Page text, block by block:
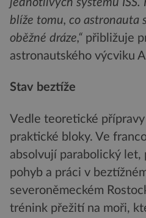
blíže tomu, co astronauta
oběžné dráze,“ přibližuje
astronautského výcviku
Stav beztíže
Vedle teoretické
praktické bloky. Ve
absolvují parabolický let,
pohyb a práci v
severoněmeckém
trénink přežití na moři,